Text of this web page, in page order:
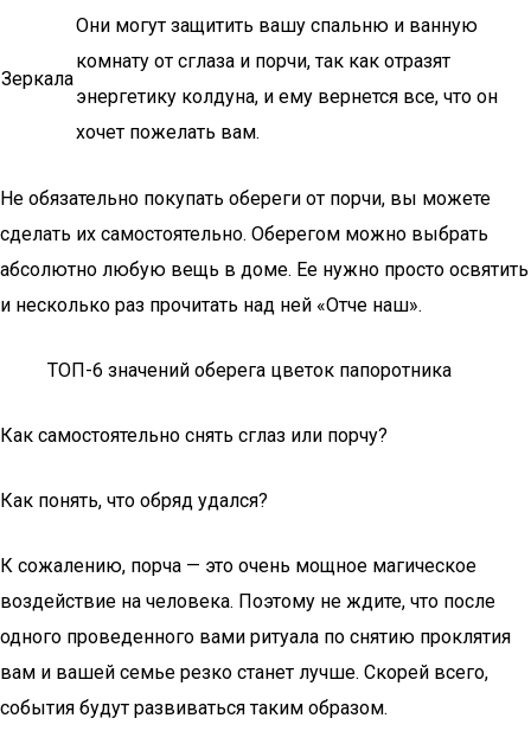
Зеркала
Они могут защитить вашу спальню и ванную
комнату от сглаза и порчи, так как отразят
энергетику колдуна, и ему вернется все, что он
хочет пожелать вам.
Не обязательно покупать обереги от порчи, вы можете
сделать их самостоятельно. Оберегом можно выбрать
абсолютно любую вещь в доме. Ее нужно просто освятить
и несколько раз прочитать над ней «Отче наш».
ТОП-6 значений оберега цветок папоротника
Как самостоятельно снять сглаз или порчу?
Как понять, что обряд удался?
К сожалению, порча — это очень мощное магическое
воздействие на человека. Поэтому не ждите, что после
одного проведенного вами ритуала по снятию проклятия
вам и вашей семье резко станет лучше. Скорей всего,
события будут развиваться таким образом.